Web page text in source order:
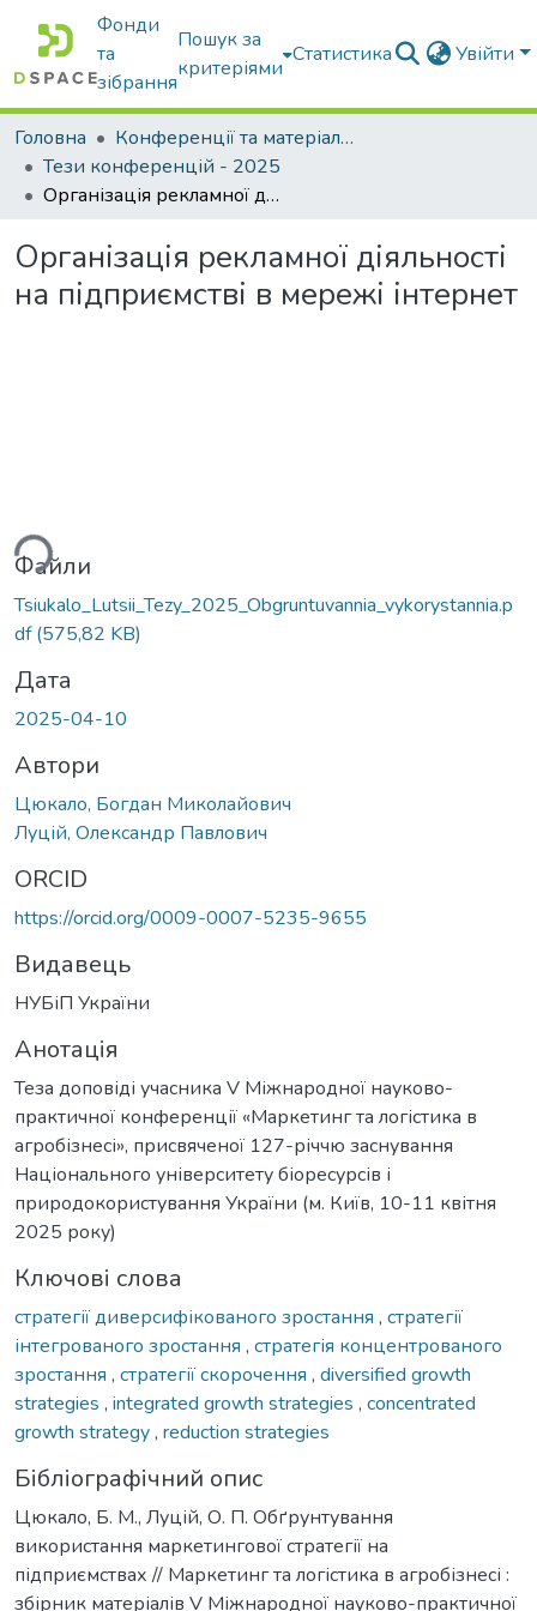
Фонди
та
зібрання
Пошук за
критеріями
Статистика Увійти
Головна
Конференції та матеріали конференцій
Тези конференцій - 2025
Організація рекламної діяльності на підприємстві в мережі інтернет
Організація рекламної діяльності
на підприємстві в мережі інтернет
Файли
Tsiukalo_Lutsii_Tezy_2025_Obgruntuvannia_vykorystannia.p
df(575,82 KB)
Дата
2025-04-10
Автори
Цюкало, Богдан Миколайович
Луцій, Олександр Павлович
ORCID
https://orcid.org/0009-0007-5235-9655
Видавець
НУБіП України
Анотація
Теза доповіді учасника V Міжнародної науково-
практичної конференції «Маркетинг та логістика в
агробізнесі», присвяченої 127-річчю заснування
Національного університету біоресурсів і
природокористування України (м. Київ, 10-11 квітня
2025 року)
Ключові слова
стратегії диверсифікованого зростання , стратегії
інтегрованого зростання , стратегія концентрованого
зростання , стратегії скорочення , diversified growth
strategies , integrated growth strategies , concentrated
growth strategy, reduction strategies
Бібліографічний опис
Цюкало, Б. М., Луцій, О. П. Обґрунтування
використання маркетингової стратегії на
підприємствах // Маркетинг та логістика в агробізнесі :
збірник матеріалів V Міжнародної науково-практичної